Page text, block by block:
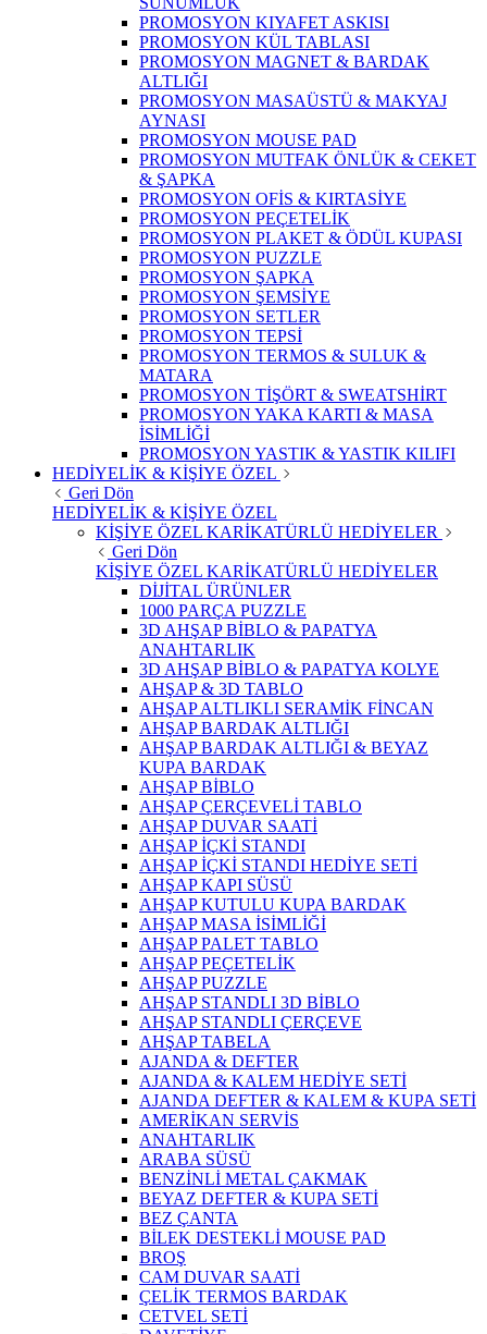
PROMOSYON KIYAFET ASKISI
PROMOSYON KÜL TABLASI
PROMOSYON MAGNET & BARDAK
ALTLIĞI
PROMOSYON MASAÜSTÜ & MAKYAJ
AYNASI
PROMOSYON MOUSE PAD
PROMOSYON MUTFAK ÖNLÜK & CEKET
& ŞAPKA
PROMOSYON OFİS & KIRTASİYE
PROMOSYON PEÇETELİK
PROMOSYON PLAKET & ÖDÜL KUPASI
PROMOSYON PUZZLE
PROMOSYON ŞAPKA
PROMOSYON ŞEMSİYE
PROMOSYON SETLER
PROMOSYON TEPSİ
PROMOSYON TERMOS & SULUK &
MATARA
PROMOSYON TİŞÖRT & SWEATSHİRT
PROMOSYON YAKA KARTI & MASA
İSİMLİĞİ
PROMOSYON YASTIK & YASTIK KILIFI
HEDİYELİK & KİŞİYE ÖZEL
Geri Dön
HEDİYELİK & KİŞİYE ÖZEL
KİŞİYE ÖZEL KARİKATÜRLÜ HEDİYELER
Geri Dön
KİŞİYE ÖZEL KARİKATÜRLÜ HEDİYELER
DİJİTAL ÜRÜNLER
1000 PARÇA PUZZLE
3D AHŞAP BİBLO & PAPATYA
ANAHTARLIK
3D AHŞAP BİBLO & PAPATYA KOLYE
AHŞAP & 3D TABLO
AHŞAP ALTLIKLI SERAMİK FİNCAN
AHŞAP BARDAK ALTLIĞI
AHŞAP BARDAK ALTLIĞI & BEYAZ
KUPA BARDAK
AHŞAP BİBLO
AHŞAP ÇERÇEVELİ TABLO
AHŞAP DUVAR SAATİ
AHŞAP İÇKİ STANDI
AHŞAP İÇKİ STANDI HEDİYE SETİ
AHŞAP KAPI SÜSÜ
AHŞAP KUTULU KUPA BARDAK
AHŞAP MASA İSİMLİĞİ
AHŞAP PALET TABLO
AHŞAP PEÇETELİK
AHŞAP PUZZLE
AHŞAP STANDLI 3D BİBLO
AHŞAP STANDLI ÇERÇEVE
AHŞAP TABELA
AJANDA & DEFTER
AJANDA & KALEM HEDİYE SETİ
AJANDA DEFTER & KALEM & KUPA SETİ
AMERİKAN SERVİS
ANAHTARLIK
ARABA SÜSÜ
BENZİNLİ METAL ÇAKMAK
BEYAZ DEFTER & KUPA SETİ
BEZ ÇANTA
BİLEK DESTEKLİ MOUSE PAD
BROŞ
CAM DUVAR SAATİ
ÇELİK TERMOS BARDAK
CETVEL SETİ